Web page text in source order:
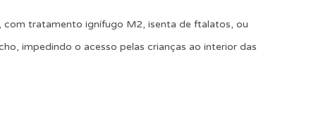
com tratamento ignífugo M2, isenta de ftalatos, ou
impedindo o acesso pelas crianças ao interior das